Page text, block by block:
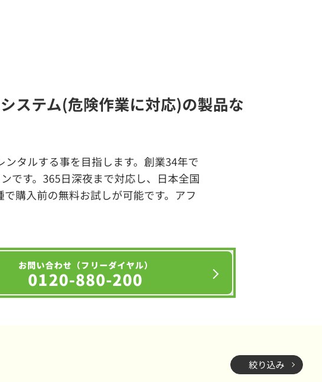
ステム(危険作業に対応)の製品な
タルする事を目指します。創業34年で
です。365日深夜まで対応し、日本全国
購入前の無料お試しが可能です。アフ
お問い合わせ（フリーダイヤル）
0120-880-200
絞り込み